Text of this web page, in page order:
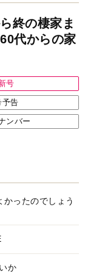
終の棲家ま
代からの家
号
予告
ンバー
ったのでしょう
か